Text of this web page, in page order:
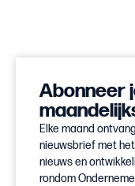
Abonneer
Elke maand
nieuwsbrief met
nieuws en
rondom